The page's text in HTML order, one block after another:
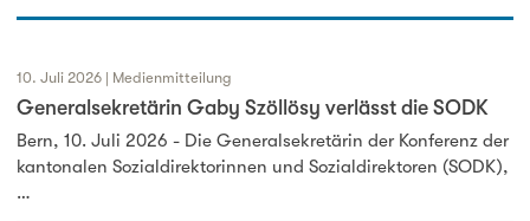
10. Juli 2026 | Medienmitteilung
Generalsekretärin Gaby Szöllösy verlässt die SODK
Bern, 10. Juli 2026 - Die Generalsekretärin der Konferenz der
kantonalen Sozialdirektorinnen und Sozialdirektoren (SODK),
…